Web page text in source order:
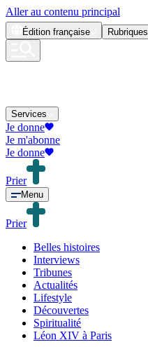
Aller au contenu principal
Édition française Rubriques
Services
Je donne
Je m'abonne
Je donne
Prier
Menu
Prier
Belles histoires
Interviews
Tribunes
Actualités
Lifestyle
Découvertes
Spiritualité
Léon XIV à Paris